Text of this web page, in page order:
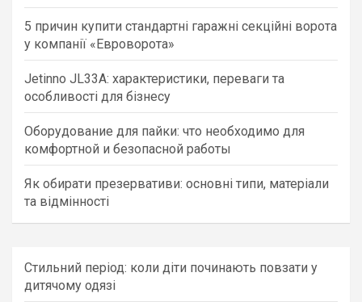
5 причин купити стандартні гаражні секційні ворота
у компанії «Евроворота»
Jetinno JL33A: характеристики, переваги та
особливості для бізнесу
Оборудование для пайки: что необходимо для
комфортной и безопасной работы
Як обирати презервативи: основні типи, матеріали
та відмінності
Стильний період: коли діти починають повзати у
дитячому одязі